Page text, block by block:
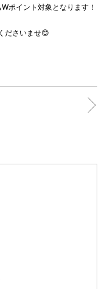
ポイント対象となります！
ださいませ😊
新百合
キャナルシ